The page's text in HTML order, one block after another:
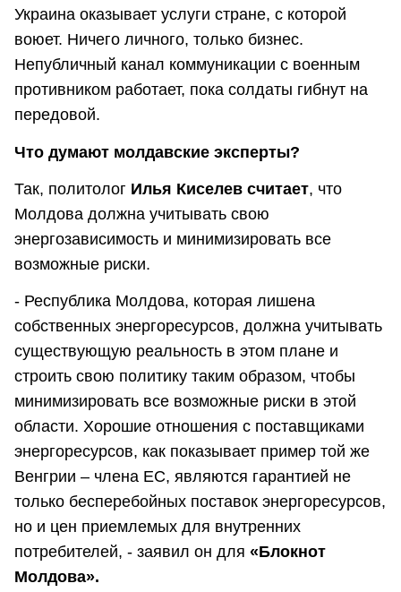
Украина оказывает услуги стране, с которой
воюет. Ничего личного, только бизнес.
Непубличный канал коммуникации с военным
противником работает, пока солдаты гибнут на
передовой.
Что думают молдавские эксперты?
Так, политолог Илья Киселев считает, что
Молдова должна учитывать свою
энергозависимость и минимизировать все
возможные риски.
- Республика Молдова, которая лишена
собственных энергоресурсов, должна учитывать
существующую реальность в этом плане и
строить свою политику таким образом, чтобы
минимизировать все возможные риски в этой
области. Хорошие отношения с поставщиками
энергоресурсов, как показывает пример той же
Венгрии – члена ЕС, являются гарантией не
только бесперебойных поставок энергоресурсов,
но и цен приемлемых для внутренних
потребителей, - заявил он для «Блокнот
Молдова».